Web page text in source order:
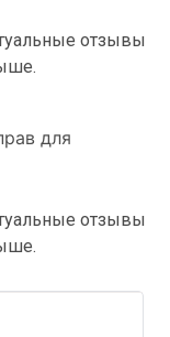
отзывы
для
отзывы